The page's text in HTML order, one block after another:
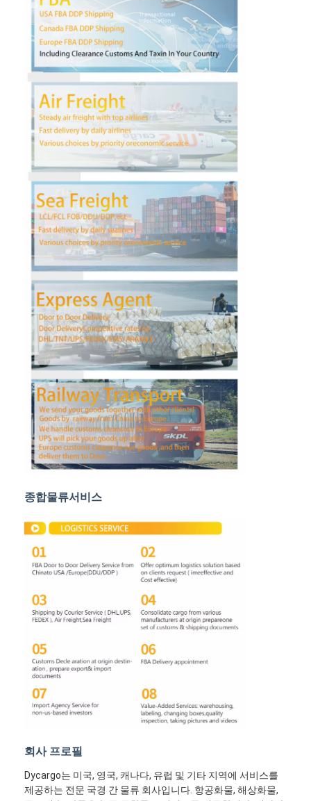
홈
제품 소개
공장 투어
품질 관리
연락처
지금 챗팅하세요
국제 화물운송 포워드
해상운송
중국에서 DDP 배송
선적을 나타내세요
철도 운송
아마존으로 배송
트럭 화물
종합물류서비스
회사 프로필
Dycargo는 미국, 영국, 캐나다, 유럽 및 기타 지역에 서비스를
제공하는 전문 국경 간 물류 회사입니다. 항공화물, 해상화물,